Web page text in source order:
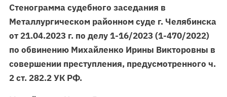
Стенограмма судебного заседания в
Металлургическом районном суде г. Челябинска
от 21.04.2023 г. по делу 1-16/2023 (1-470/2022)
по обвинению Михайленко Ирины Викторовны в
совершении преступления, предусмотренного ч.
2 ст. 282.2 УК РФ.